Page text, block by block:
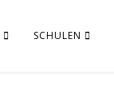
SCHULEN